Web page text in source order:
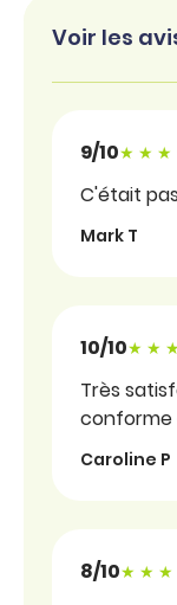
Voir les
9/10
C'était
Mark T
10/10
Très
conforme
Caroline P
8/10